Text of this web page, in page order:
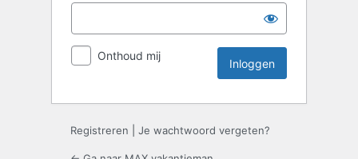
Onthoud mij
Registreren Je wachtwoord vergeten?